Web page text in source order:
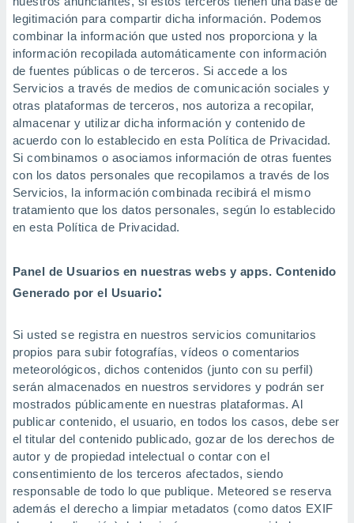
legitimación para compartir dicha información. Podemos
combinar la información que usted nos proporciona y la
información recopilada automáticamente con información
de fuentes públicas o de terceros. Si accede a los
Servicios a través de medios de comunicación sociales y
otras plataformas de terceros, nos autoriza a recopilar,
almacenar y utilizar dicha información y contenido de
acuerdo con lo establecido en esta Política de Privacidad.
Si combinamos o asociamos información de otras fuentes
con los datos personales que recopilamos a través de los
Servicios, la información combinada recibirá el mismo
tratamiento que los datos personales, según lo establecido
en esta Política de Privacidad.
Panel de Usuarios en nuestras webs y apps. Contenido
Generado por el Usuario:
Si usted se registra en nuestros servicios comunitarios
propios para subir fotografías, vídeos o comentarios
meteorológicos, dichos contenidos (junto con su perfil)
serán almacenados en nuestros servidores y podrán ser
mostrados públicamente en nuestras plataformas. Al
publicar contenido, el usuario, en todos los casos, debe ser
el titular del contenido publicado, gozar de los derechos de
autor y de propiedad intelectual o contar con el
consentimiento de los terceros afectados, siendo
responsable de todo lo que publique. Meteored se reserva
además el derecho a limpiar metadatos (como datos EXIF